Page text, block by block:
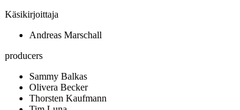
Käsikirjoittaja
Andreas Marschall
producers
Sammy Balkas
Olivera Becker
Thorsten Kaufmann